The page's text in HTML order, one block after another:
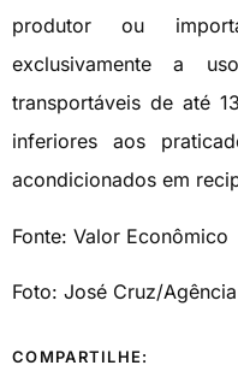
produtor ou
exclusivamente a
transportáveis de até
inferiores aos
acondicionados em
Fonte: Valor Econômico
Foto: José Cruz/
COMPARTILHE: